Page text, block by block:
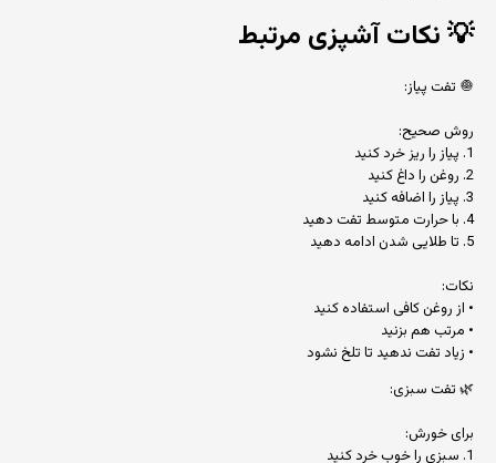
💡نکات آشپزی مرتبط
🧅 تفت پیاز:
روش صحیح:
1. پیاز را ریز خرد کنید
2. روغن را داغ کنید
3. پیاز را اضافه کنید
4. با حرارت متوسط تفت دهید
5. تا طلایی شدن ادامه دهید
نکات:
• از روغن کافی استفاده کنید
• مرتب هم بزنید
• زیاد تفت ندهید تا تلخ نشود
🌿 تفت سبزی:
برای خورش:
1. سبزی را خوب خرد کنید